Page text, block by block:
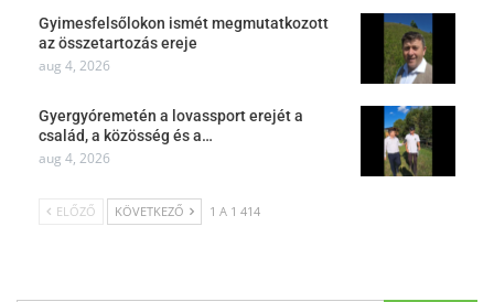
Gyimesfelsőlokon ismét megmutatkozott
az összetartozás ereje
aug 4, 2026
Gyergyóremetén a lovassport erejét a
család, a közösség és a…
aug 4, 2026
ELŐZŐ KÖVETKEZŐ 1 A 1 414